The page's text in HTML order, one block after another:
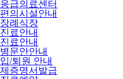
응급의료센터
편의시설안내
장례식장
진료안내
진료안내
병문안안내
입/퇴원 안내
제증명서발급